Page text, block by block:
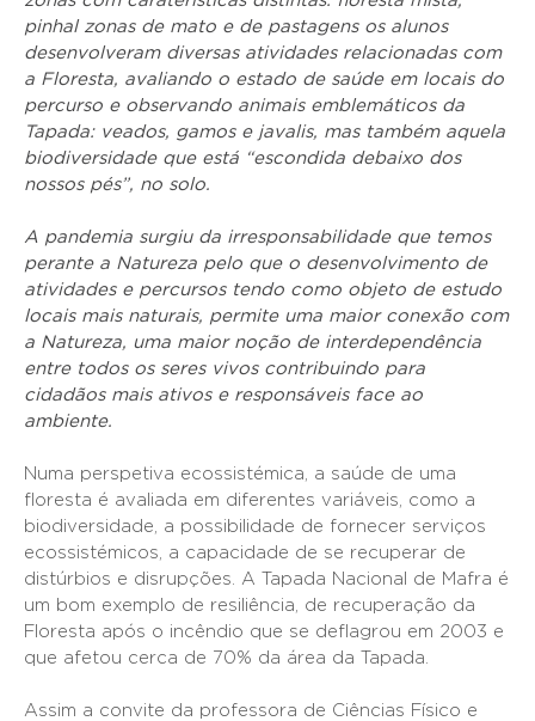
pinhal zonas de mato e de pastagens os alunos
desenvolveram diversas atividades relacionadas com
a Floresta, avaliando o estado de saúde em locais do
percurso e observando animais emblemáticos da
Tapada: veados, gamos e javalis, mas também aquela
biodiversidade que está “escondida debaixo dos
nossos pés”, no solo.
A pandemia surgiu da irresponsabilidade que temos
perante a Natureza pelo que o desenvolvimento de
atividades e percursos tendo como objeto de estudo
locais mais naturais, permite uma maior conexão com
a Natureza, uma maior noção de interdependência
entre todos os seres vivos contribuindo para
cidadãos mais ativos e responsáveis face ao
ambiente.
Numa perspetiva ecossistémica, a saúde de uma
floresta é avaliada em diferentes variáveis, como a
biodiversidade, a possibilidade de fornecer serviços
ecossistémicos, a capacidade de se recuperar de
distúrbios e disrupções. A Tapada Nacional de Mafra é
um bom exemplo de resiliência, de recuperação da
Floresta após o incêndio que se deflagrou em 2003 e
que afetou cerca de 70% da área da Tapada.
Assim a convite da professora de Ciências Físico e